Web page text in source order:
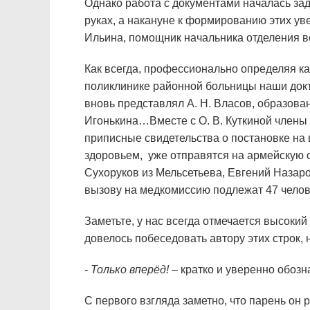
Однако работа с документами началась
руках, а накануне к формированию этих
Ильина, помощник начальника отделения
Как всегда, профессионально определяя
поликлинике районной больницы наши
вновь представлял А. Н. Власов,
Игонькина…Вместе с О. В. Куткиной
приписные свидетельства о постановке
здоровьем, уже отправятся на
Сухоруков из Мельсетьева, Евгений
вызову на медкомиссию подлежат 47
Заметьте, у нас всегда отмечается
довелось побеседовать автору этих
- Только вперёд!– кратко и уверенно
С первого взгляда заметно, что парень